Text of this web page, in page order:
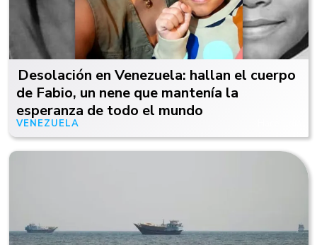
Desolación en Venezuela: hallan el cuerpo
de Fabio, un nene que mantenía la
esperanza de todo el mundo
VENEZUELA